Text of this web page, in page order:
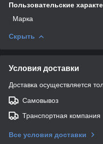
Пользовательские
Марка
Скрыть
Условия доставки
Доставка осуществляется
Самовывоз
Транспортная компания
Все условия доставки